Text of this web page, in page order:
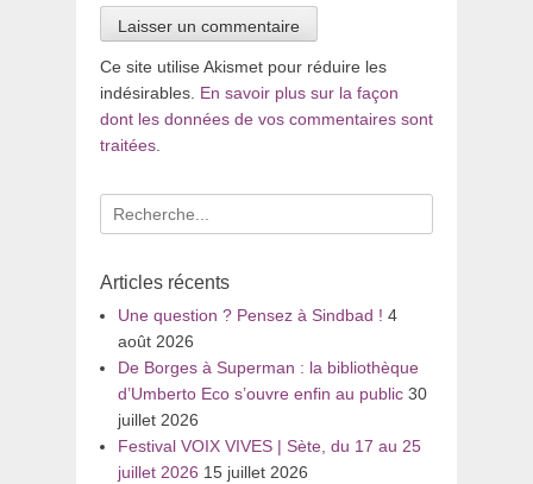
Ce site utilise Akismet pour réduire les
indésirables. En savoir plus sur la façon
dont les données de vos commentaires sont
traitées.
Recherche
pour
Articles récents
Une question ? Pensez à Sindbad ! 4
août 2026
De Borges à Superman : la bibliothèque
d’Umberto Eco s’ouvre enfin au public 30
juillet 2026
Festival VOIX VIVES | Sète, du 17 au 25
juillet 2026 15 juillet 2026